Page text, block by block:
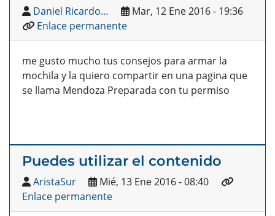
Daniel Ricardo…
Mar, 12 Ene 2016 - 19:36
Enlace permanente
me gusto mucho tus consejos para armar la
mochila y la quiero compartir en una pagina que
se llama Mendoza Preparada con tu permiso
Puedes utilizar el contenido
AristaSur
Mié, 13 Ene 2016 - 08:40
Enlace permanente